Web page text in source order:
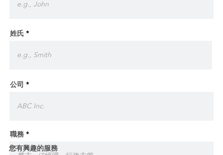
公司
職務
姓氏
您有興趣的服務